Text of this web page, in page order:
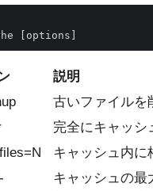
説明
古いファイルを
完全にキャッシ
キャッシュ内に
キャッシュの